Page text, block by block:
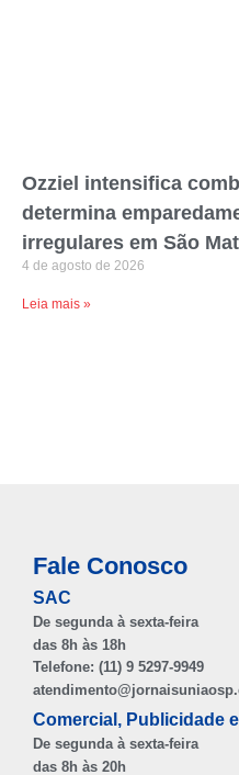
Ozziel intensifica
determina
irregulares em São
4 de agosto de 2026
Leia mais »
Fale Conosco
SAC
De segunda à sexta-feira
das 8h às 18h
Telefone: (11) 9 5297-9949
Comercial, Publicidade
De segunda à sexta-feira
das 8h às 20h